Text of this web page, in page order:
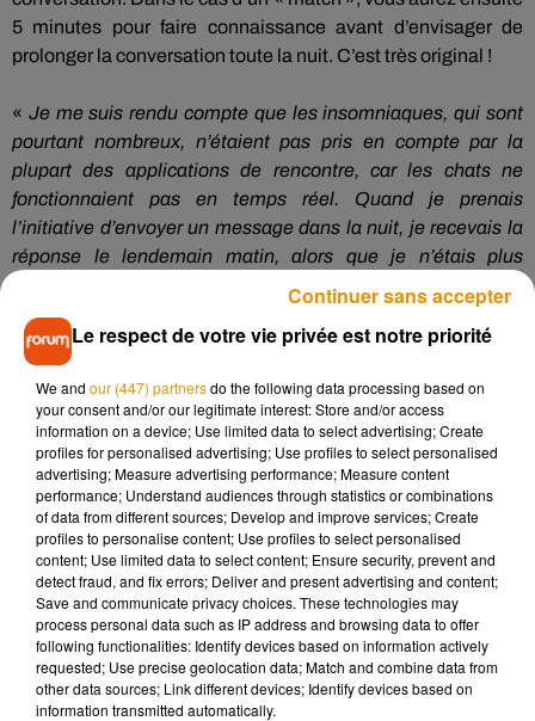
5 minutes pour faire connaissance avant d’envisager de
prolonger la conversation toute la nuit. C’est très original !
« Jeme suis rendu compte que les insomniaques, qui sont
pourtant nombreux, n’étaient pas pris en compte par la
plupart des applications de rencontre, car les chats ne
fonctionnaient pas en temps réel. Quand je prenais
l’initiative d’envoyer un message dans la nuit, je recevais la
réponse le lendemain matin, alors que je n’étais plus
Balaine, l’un des
l’application
Voir cette publication sur Instagram
Le respect de votre vie privée est notre priorité
We and our (447) partnersdo the following data processing based on
your consent and/or our legitimate interest: Store and/or access
information on a device; Use limited data to select advertising; Create
profiles for personalised advertising; Use profiles to select personalised
advertising; Measure advertising performance; Measure content
performance; Understand audiences through statistics or combinations
of data from different sources; Develop and improve services; Create
profiles to personalise content; Use profiles to select personalised
content; Use limited data to select content; Ensure security, prevent and
detect fraud, and fix errors; Deliver and present advertising and content;
Save and communicate privacy choices. These technologies may
process personal data such as IP address and browsing data to offer
following functionalities: Identify devices based on information actively
requested; Use precise geolocation data; Match and combine data from
other data sources; Link different devices; Identify devices based on
information transmitted automatically.
Continuer sans accepter